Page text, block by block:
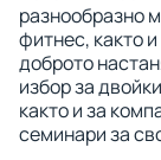
разнообразно
фитнес, както
доброто
избор за
както и за
семинари за